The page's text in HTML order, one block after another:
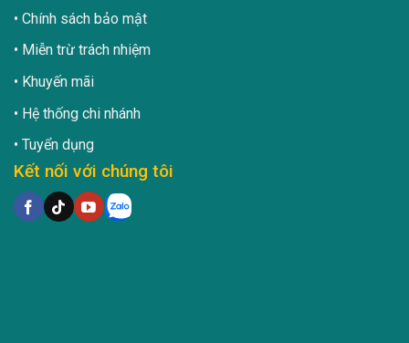
Chính sách bảo mật
Miễn trừ trách nhiệm
Khuyến mãi
Hệ thống chi nhánh
Tuyển dụng
Kết nối với chúng tôi